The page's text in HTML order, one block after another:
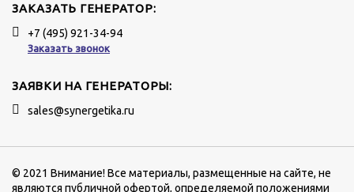
ЗАКАЗАТЬ ГЕНЕРАТОР:
+7 (495) 921-34-94
Заказать звонок
ЗАЯВКИ НА ГЕНЕРАТОРЫ:
sales@synergetika.ru
© 2021 Внимание! Все материалы, размещенные на сайте, не
являются публичной офертой, определяемой положениями